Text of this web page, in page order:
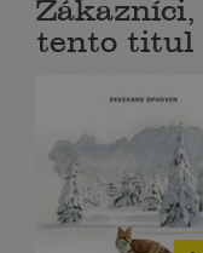
tento titul